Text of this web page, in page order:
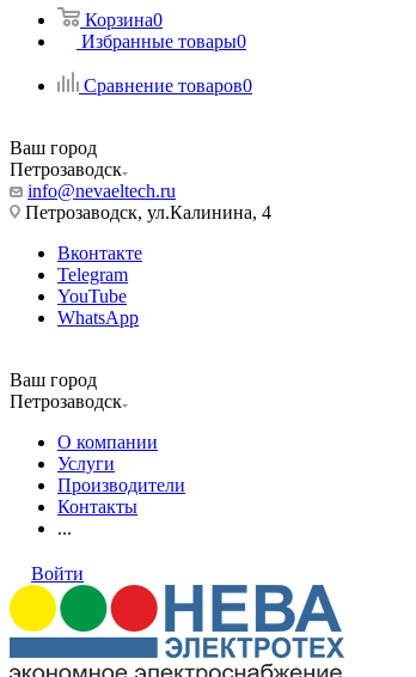
Корзина0
Избранные товары0
Сравнение товаров0
Ваш город
Петрозаводск
info@nevaeltech.ru
Петрозаводск, ул.Калинина, 4
Вконтакте
Telegram
YouTube
WhatsApp
Ваш город
Петрозаводск
О компании
Услуги
Производители
Контакты
...
Войти